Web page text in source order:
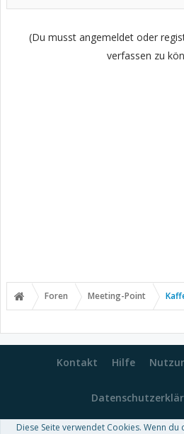
(Du musst angemeldet oder
verfassen zu
Foren Meeting-Point
Kontakt Hilfe
Diese Seite verwendet Cookies. Wenn